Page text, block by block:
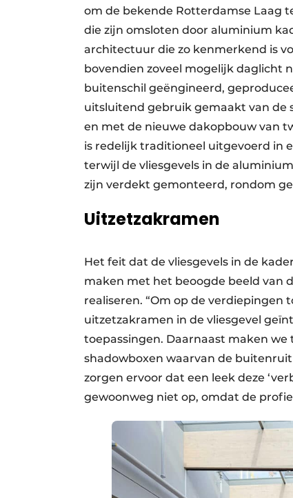
om de bekende Rotterdamse Laag
die zijn omsloten door aluminium
architectuur die zo kenmerkend is
bovendien zoveel mogelijk daglicht
buitenschil geëngineerd,
uitsluitend gebruik gemaakt van de
en met de nieuwe dakopbouw van
is redelijk traditioneel uitgevoerd in
terwijl de vliesgevels in de
zijn verdekt gemonteerd, rondom
Uitzetzakramen
Het feit dat de vliesgevels in de
maken met het beoogde beeld van
realiseren. “Om op de
uitzetzakramen in de vliesgevel
toepassingen. Daarnaast maken
shadowboxen waarvan de
zorgen ervoor dat een leek deze
gewoonweg niet op, omdat de